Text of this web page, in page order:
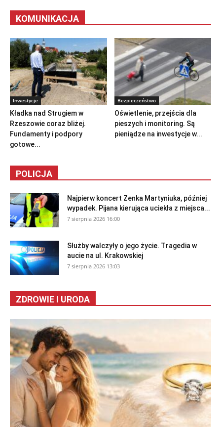
KOMUNIKACJA
Inwestycje
Kładka nad Strugiem w
Rzeszowie coraz bliżej.
Fundamenty i podpory
gotowe...
Bezpieczeństwo
Oświetlenie, przejścia dla
pieszych i monitoring. Są
pieniądze na inwestycje w...
POLICJA
Najpierw koncert Zenka Martyniuka, później
wypadek. Pijana kierująca uciekła z miejsca...
7 sierpnia 2026 16:00
Służby walczyły o jego życie. Tragedia w
aucie na ul. Krakowskiej
7 sierpnia 2026 13:03
ZDROWIE I URODA